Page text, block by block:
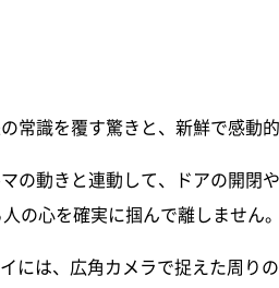
識を覆す驚きと、新鮮で感動
の動きと連動して、ドアの開閉
の心を確実に掴んで離しません。
には、広角カメラで捉えた周り